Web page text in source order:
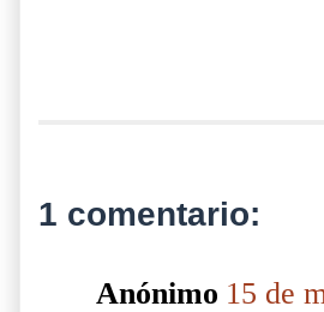
1 comentario:
Anónimo 15 de